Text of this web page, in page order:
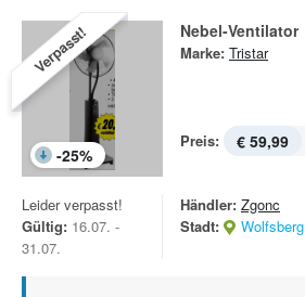
Verpasst!
-25%
Nebel-Ventilator
Marke: Tristar
Preis: € 59,99
Leider verpasst!
Gültig: 16.07. -
31.07.
Händler: Zgonc
Stadt:
Wolfsberg